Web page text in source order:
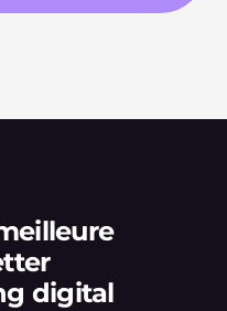
digital